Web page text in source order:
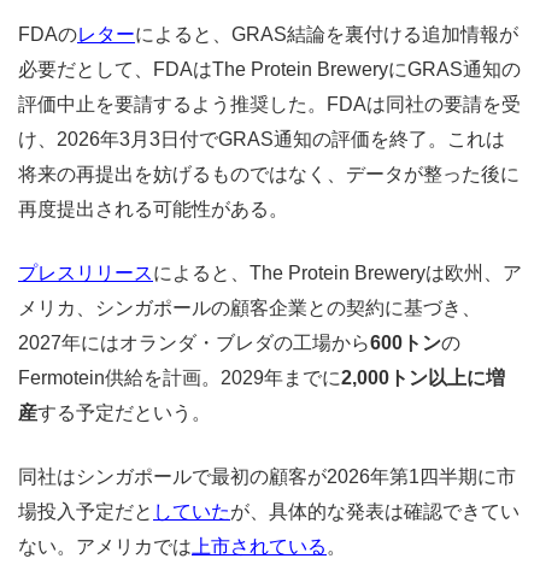
FDAのレターによると
、GRAS結論を裏付ける追加情報が
必要だとして、FDAはThe Protein BreweryにGRAS通知の
評価中止を要請するよう推奨した。FDAは同社の要請を受
け、2026年3月3日付でGRAS通知の評価を終了。これは
将来の再提出を妨げるものではなく、データが整った後に
再度提出される可能性がある。
プレスリリースによると、The Protein Breweryは欧州、ア
メリカ、シンガポールの顧客企業との契約に基づき、
2027年にはオランダ・ブレダの工場から600トンの
Fermotein供給を計画。2029年までに2,000トン以上に増
産する予定だという。
同社はシンガポールで最初の顧客が2026年第1四半期に市
場投入予定だと していたが、具体的な発表は確認できてい
ない。アメリカでは 上市されている 。